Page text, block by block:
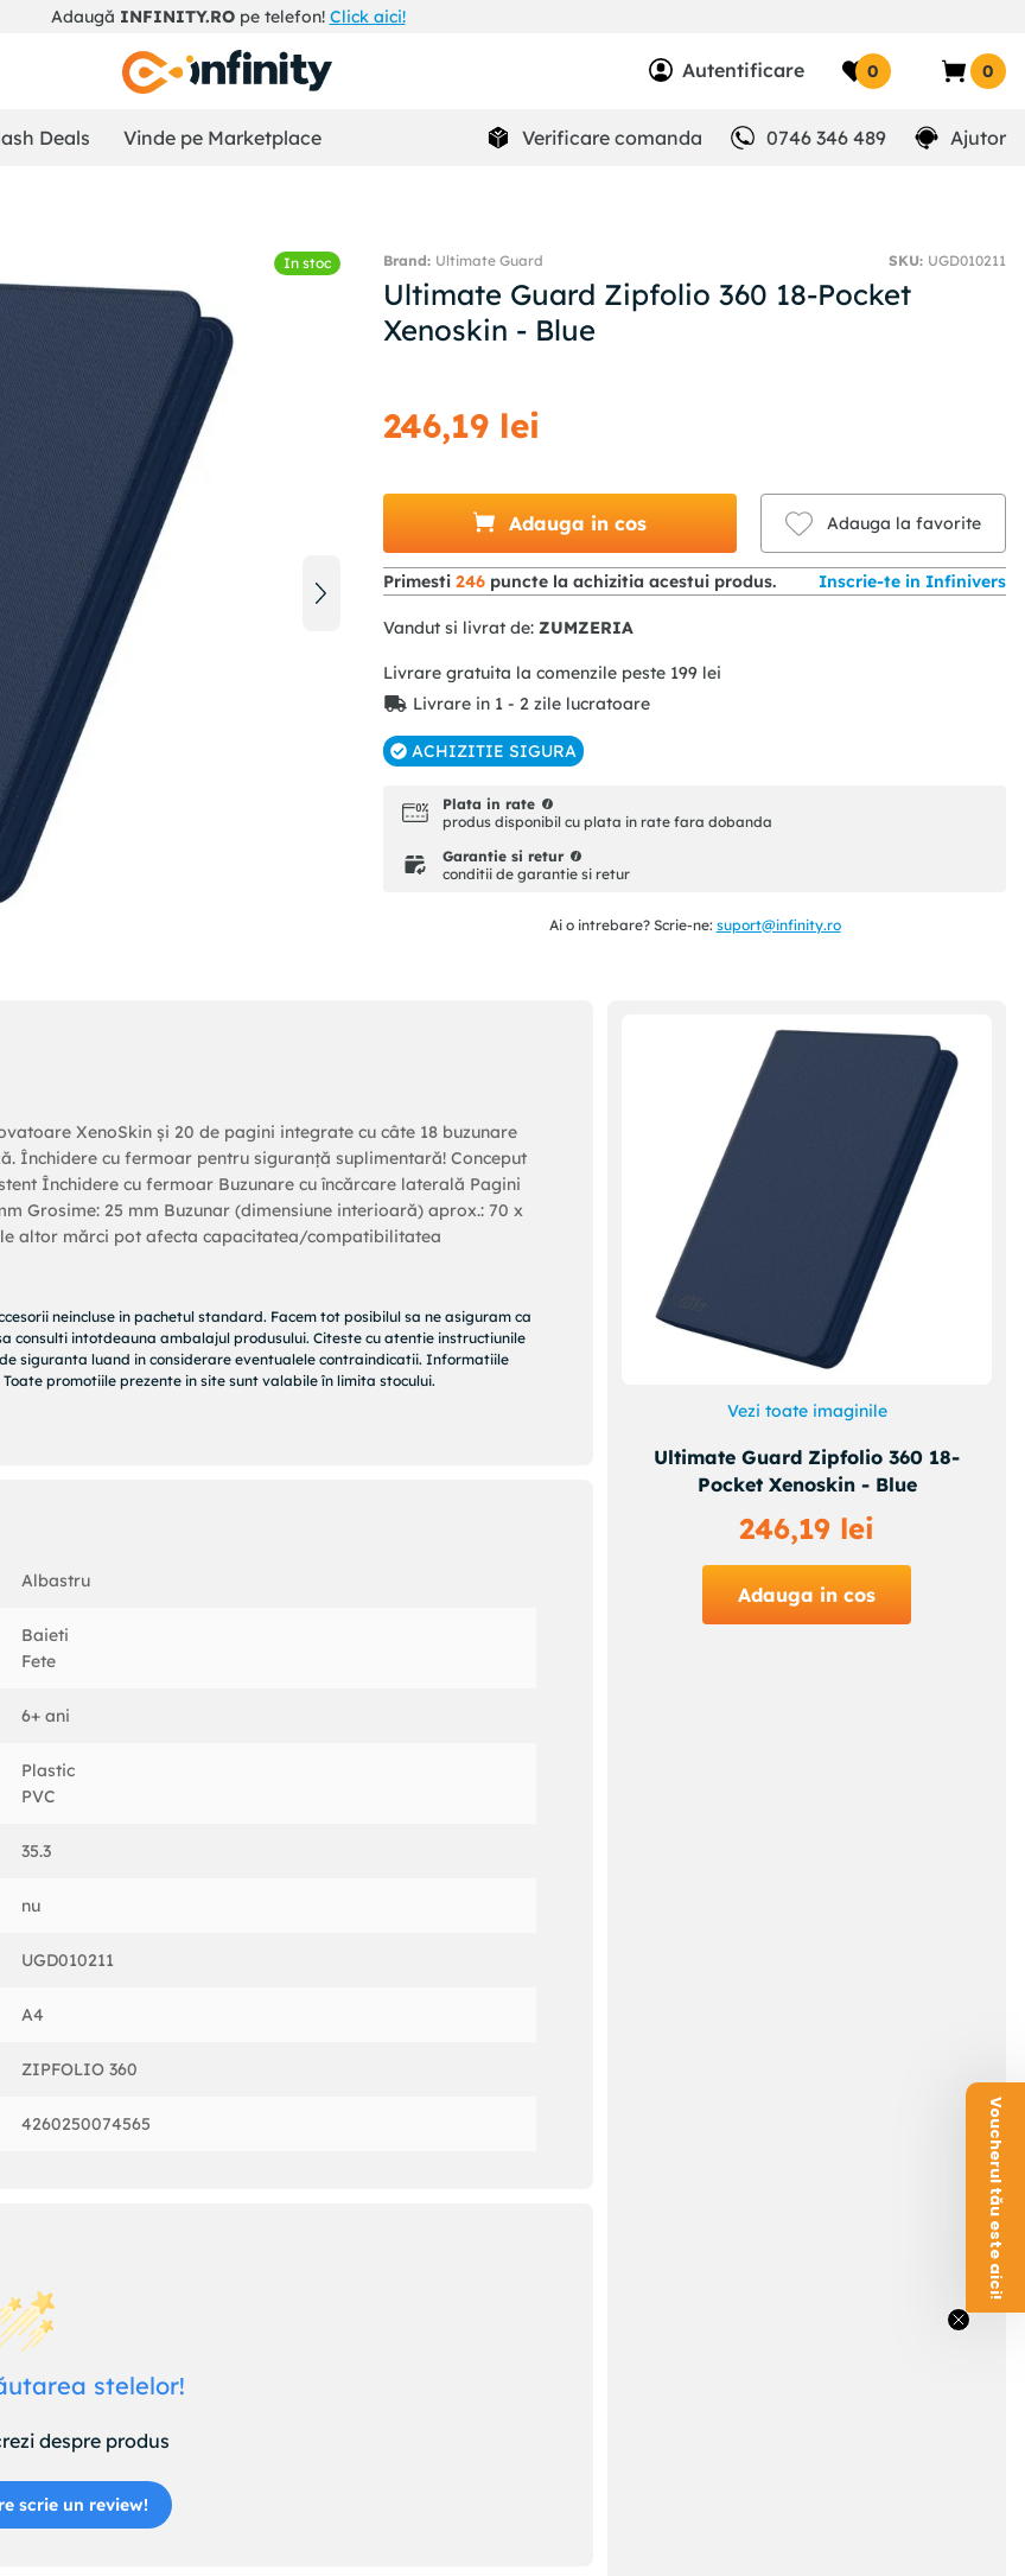
Adaugă INFINITY.ROpe telefon! Click aici!
Autentificare 0 0
Deals Vinde pe Marketplace Verificare comanda 0746 346 489 Ajutor
In stoc Ultimate Guard SKU: UGD010211
Ultimate Guard Zipfolio 360 18-Pocket
Xenoskin - Blue
246,19 lei
Adauga in cos Adauga la favorite
Primesti246 puncte la achizitia acestui produs. Inscrie-te in Infinivers
Vandut si livrat de: ZUMZERIA
Livrare gratuita la comenzile peste 199 lei
Livrare in 1 - 2 zile lucratoare
ACHIZITIE SIGURA
Plata in rate
produs disponibil cu plata in rate fara dobanda
Garantie si retur
conditii de garantie si retur
Ai o intrebare? Scrie-ne: suport@infinity.ro
XenoSkin și 20 de pagini integrate cu câte 18 buzunare
Închidere cu fermoar pentru siguranță suplimentară! Conceput
Închidere cu fermoar Buzunare cu încărcare laterală Pagini
Grosime: 25 mm Buzunar (dimensiune interioară) aprox.: 70 x
altor mărci pot afecta capacitatea/compatibilitatea
neincluse in pachetul standard. Facem tot posibilul sa ne asiguram ca
consulti intotdeauna ambalajul produsului. Citeste cu atentie instructiunile
siguranta luand in considerare eventualele contraindicatii. Informatiile
promotiile prezente in site sunt valabile în limita stocului.
Albastru
Baieti
Fete
6+ ani
Plastic
PVC
35.3
nu
UGD010211
A4
ZIPFOLIO 360
4260250074565
stelelor!
despre produs
scrie un review!
Vezi toate imaginile
Ultimate Guard Zipfolio 360 18-
Pocket Xenoskin - Blue
246,19 lei
Adauga in cos
Voucherul tău este aici!